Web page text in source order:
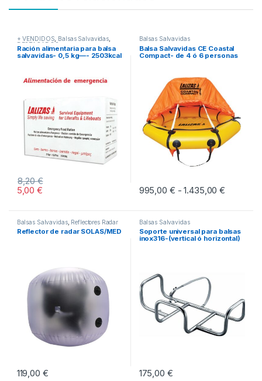
+ VENDIDOS, Balsas Salvavidas,
DESTACADOS
Ración alimentaria para balsa
salvavidas- 0,5 kg—- 2503kcal
5,00€
8,20€
Balsas Salvavidas
Balsa Salvavidas CE Coastal
Compact- de 4 ó 6 personas
995,00 € - 1.435,00€
Este producto tiene múltiples
Balsas Salvavidas, Reflectores Radar
Reflector de radar SOLAS/MED
119,00 €
Balsas Salvavidas
Soporte universal para balsas
inox316-(vertical ó horizontal)
175,00 €